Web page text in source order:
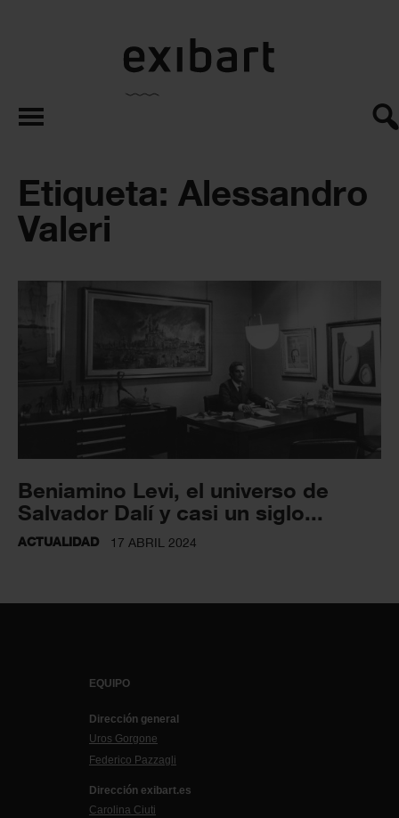
exibart.es
Etiqueta: Alessandro
Valeri
Beniamino Levi, el universo de
Salvador Dalí y casi un siglo...
ACTUALIDAD 17 ABRIL 2024
EQUIPO
Dirección general
Uros Gorgone
Federico Pazzagli
Dirección exibart.es
Carolina Ciuti